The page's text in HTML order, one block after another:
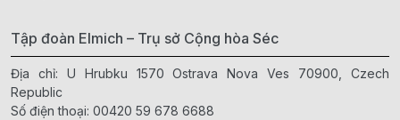
Tập đoàn Elmich – Trụ sở Cộng hòa Séc
Địa chỉ: U Hrubku 1570 Ostrava Nova Ves 70900, Czech
Republic
Số điện thoại: 00420 59 678 6688